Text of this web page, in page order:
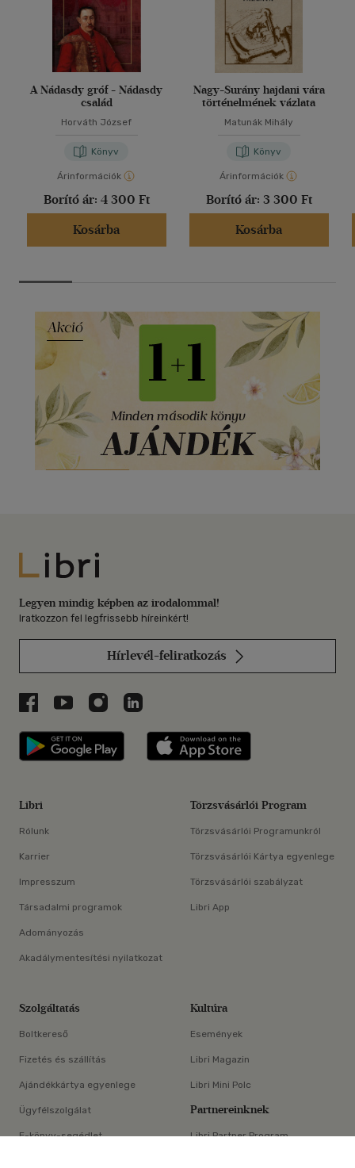
A Nádasdy gróf - Nádasdy
család
Horváth József
Könyv
Árinformációk
Borító ár: 4 300 Ft
Kosárba
Nagy-Surány hajdani vára
történelmének vázlata
Matunák Mihály
Könyv
Árinformációk
Borító ár: 3 300 Ft
Kosárba
×
Libri
Legyen mindig képben az irodalommal!
Iratkozzon fel legfrissebb híreinkért!
Hírlevél-feliratkozás
Libri a Facebookon
Libri a Youtube-on
Libri az Instagramon
Libri a LinkedInen
Libri applikáció Szerezd meg: Google
Libri
Rólunk
Karrier
Impresszum
Társadalmi programok
Adományozás
Akadálymentesítési nyilatkozat
Törzsvásárlói Program
Törzsvásárlói Programunkról
Törzsvásárlói Kártya egyenlege
Törzsvásárlói szabályzat
Libri App
Szolgáltatás
Boltkereső
Fizetés és szállítás
Ajándékkártya egyenlege
Ügyfélszolgálat
E-könyv-segédlet
Kultúra
Események
Libri Magazin
Libri Mini Polc
Partnereinknek
Libri Partner Program